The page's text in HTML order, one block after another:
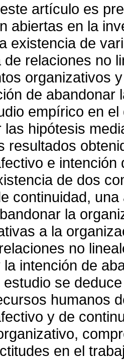
artículo es
abiertas en la
existencia de
relaciones no
organizativos
de abandonar
empírico en
las hipótesis
resultados
e
de dos
continuidad,
la
a la
no
intención de
se
humanos
y de
en el